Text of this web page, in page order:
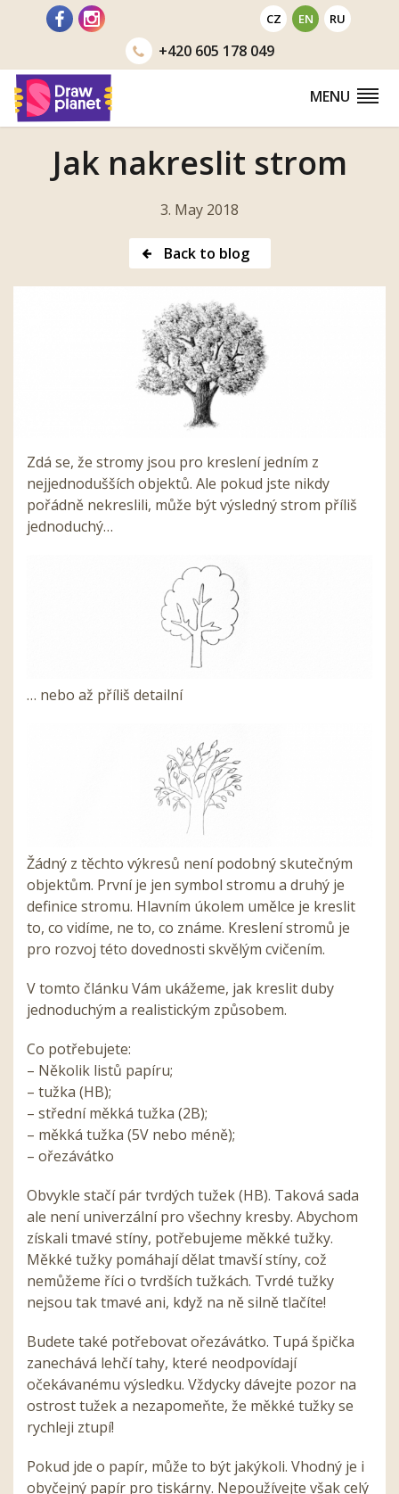
CZ EN RU
+420605 178 049
MENU
Jak nakreslit strom
3. May 2018
Back to blog
Zdá se, že stromy jsou pro kreslení jedním z
nejjednodušších objektů. Ale pokud jste nikdy
pořádně nekreslili, může být výsledný strom příliš
jednoduchý…
… nebo až příliš detailní
Žádný z těchto výkresů není podobný skutečným
objektům. První je jen symbol stromu a druhý je
definice stromu. Hlavním úkolem umělce je kreslit
to, co vidíme, ne to, co známe. Kreslení stromů je
pro rozvoj této dovednosti skvělým cvičením.
V tomto článku Vám ukážeme, jak kreslit duby
jednoduchým a realistickým způsobem.
Co potřebujete:
– Několik listů papíru;
– tužka (HB);
– střední měkká tužka (2B);
– měkká tužka (5V nebo méně);
– ořezávátko
Obvykle stačí pár tvrdých tužek (HB). Taková sada
ale není univerzální pro všechny kresby. Abychom
získali tmavé stíny, potřebujeme měkké tužky.
Měkké tužky pomáhají dělat tmavší stíny, což
nemůžeme říci o tvrdších tužkách. Tvrdé tužky
nejsou tak tmavé ani, když na ně silně tlačíte!
Budete také potřebovat ořezávátko. Tupá špička
zanechává lehčí tahy, které neodpovídají
očekávanému výsledku. Vždycky dávejte pozor na
ostrost tužek a nezapomeňte, že měkké tužky se
rychleji ztupí!
Pokud jde o papír, může to být jakýkoli. Vhodný je i
obyčejný papír pro tiskárny. Nepoužívejte však celý